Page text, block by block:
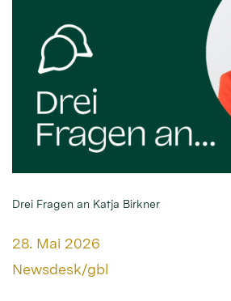
Drei Fragen an Katja Birkner
Datum:
28. Mai 2026
Von:
Newsdesk/gbl